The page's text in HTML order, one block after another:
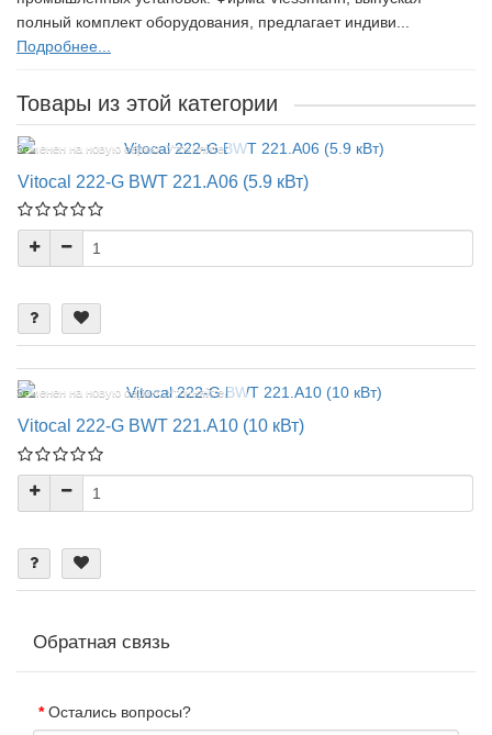
полный комплект оборудования, предлагает индиви...
Подробнее...
Товары из этой категории
Заменен на новую серию. Уточняйте!
Vitocal 222-G BWT 221.A06 (5.9 кВт)
Заменен на новую серию. Уточняйте!
Vitocal 222-G BWT 221.A10 (10 кВт)
Обратная связь
Остались вопросы?